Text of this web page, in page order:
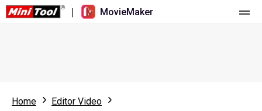
| MovieMaker
Home
Editor Video